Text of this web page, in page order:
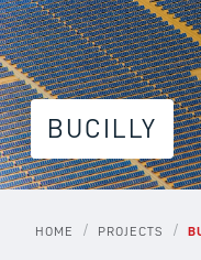
BUCILLY
HOME / PROJECTS /